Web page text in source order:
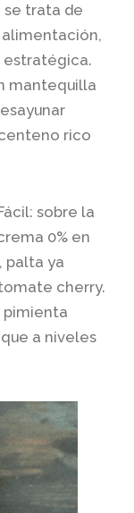
se trata de
estratégica.
mantequilla
rico
sobre la
0% en
palta ya
cherry.
pimienta
a niveles